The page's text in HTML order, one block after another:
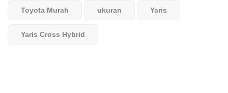
Toyota Murah ukuran Yaris
Yaris Cross Hybrid